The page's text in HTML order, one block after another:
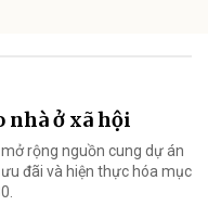
nhà ở xã hội
rộng nguồn cung dự án
đãi và hiện thực hóa mục